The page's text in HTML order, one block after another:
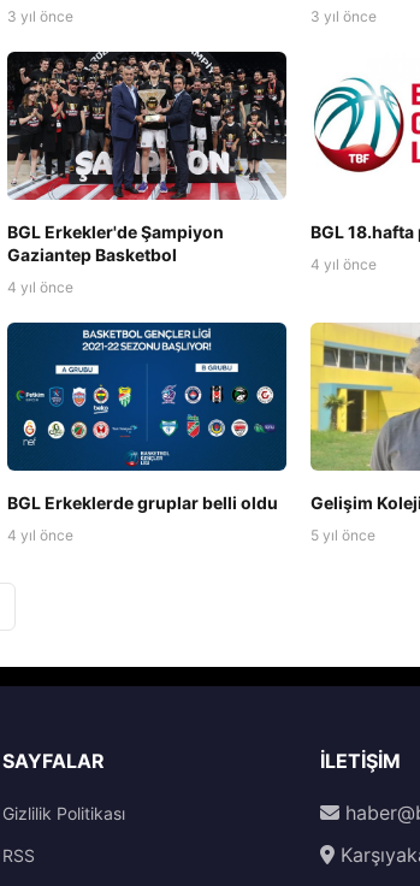
3 yıl önce 3 yıl önce
BGL Erkekler'de Şampiyon
Gaziantep Basketbol
4 yıl önce
BGL 18.hafta
4 yıl önce
BGL Erkeklerde gruplar belli oldu
4 yıl önce
Gelişim
5 yıl önce
SAYFALAR
Gizlilik Politikası
RSS
İLETIŞIM